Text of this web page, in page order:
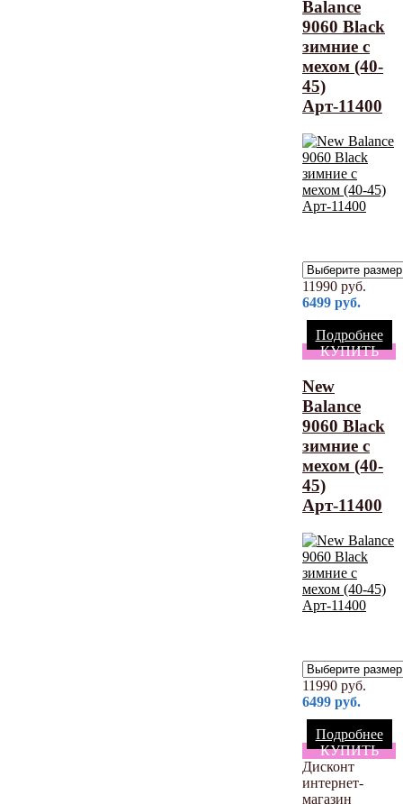
Balance
9060 Black
зимние с
мехом (40-
45)
Арт-11400
11990 руб.
6499 руб.
Подробнее
КУПИТЬ
New
Balance
9060 Black
зимние с
мехом (40-
45)
Арт-11400
11990 руб.
6499 руб.
Подробнее
КУПИТЬ
Дисконт
интернет-
магазин